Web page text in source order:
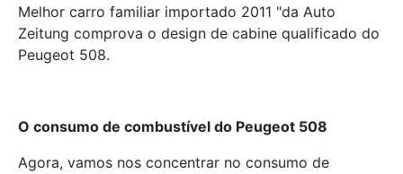
Melhor carro familiar importado 2011 "da Auto
Zeitung comprova o design de cabine qualificado do
Peugeot 508.
O consumo de combustível do Peugeot 508
Agora, vamos nos concentrar no consumo de